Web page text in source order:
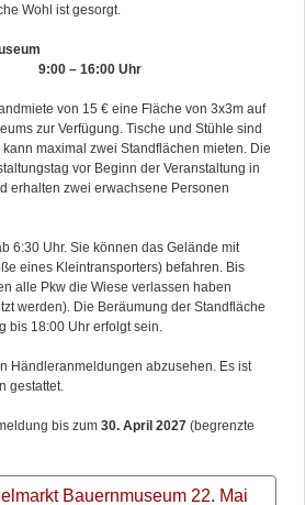
Wohl ist gesorgt.
9:00 – 16:00 Uhr
von 15 € eine Fläche von 3x3m auf
zur Verfügung. Tische und Stühle sind
maximal zwei Standflächen mieten. Die
vor Beginn der Veranstaltung in
erhalten zwei erwachsene Personen
6:30 Uhr. Sie können das Gelände mit
eines Kleintransporters) befahren. Bis
alle Pkw die Wiese verlassen haben
werden). Die Beräumung der Standfläche
bis 18:00 Uhr erfolgt sein.
Händleranmeldungen abzusehen. Es ist
gestattet.
bis zum 30. April 2027 (begrenzte
Bauernmuseum 22. Mai